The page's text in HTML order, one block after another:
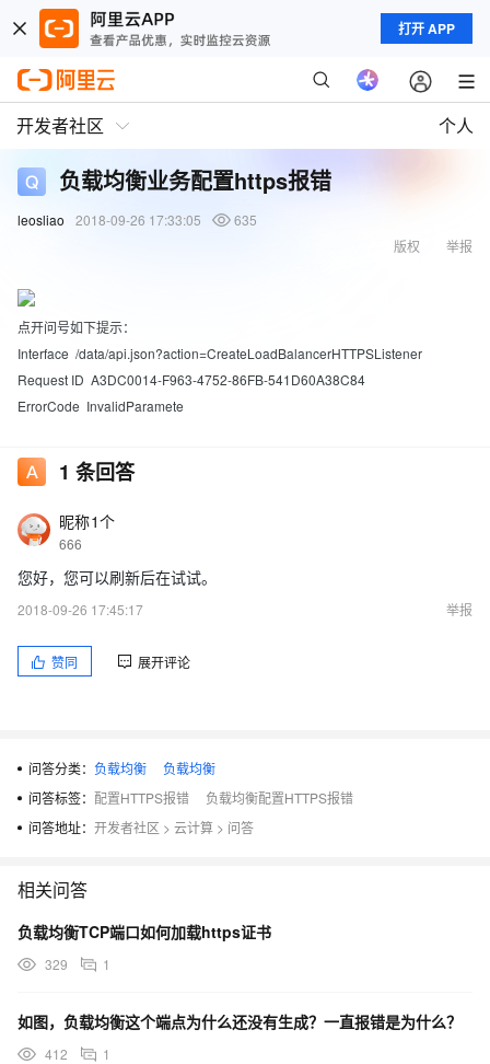
打开 APP
开发者社区 个人
负载均衡业务配置https报错
leosliao 2018-09-26 17:33:05
635
举报
版权
点开问号如下提示：
Interface /data/api.json?action=CreateLoadBalancerHTTPSListener
Request ID A3DC0014-F963-4752-86FB-541D60A38C84
ErrorCode InvalidParamete
1 条回答
昵称1个
666
您好，您可以刷新后在试试。
2018-09-26 17:45:17
举报
赞同 展开评论
问答分类： 负载均衡
负载均衡
问答标签： 配置HTTPS报错
负载均衡配置HTTPS报错
问答地址： 开发者社区 > 云计算 > 问答
相关问答
负载均衡TCP端口如何加载https证书
329 1
如图，负载均衡这个端点为什么还没有生成？一直报错是为什么？
412 1